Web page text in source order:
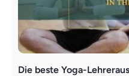
Die beste Yoga-